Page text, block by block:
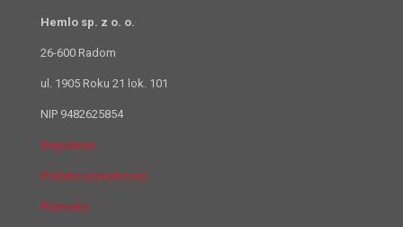
Hemlo sp. z o. o.
26-600 Radom
ul. 1905 Roku 21 lok. 101
NIP 9482625854
Regulamin
Polityka prywatnosci
Płatności